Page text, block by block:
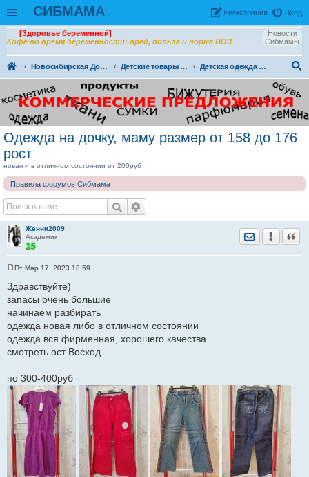
СИБМАМА Вход
Рeгиcтpaция
Новости
Сибмамы
[Здоровье беременной]
Кофе во время беременности: вред, польза и норма ВОЗ
Новосибирская Доска объявлений Детские товары (ДО) в Новосибирске
Детская одежда для подростков 152 см и выше
ск
Одежда на дочку, маму размер от 158 до 176
рост
новая и в отличном состоянии от 200руб
Правила форумов Сибмама
Женни2009
Академик
Отправить
о
б
е
н
и
е
Пт Мар 17, 2023 18:59
Здравствуйте)
запасы очень большие
начинаем разбирать
одежда новая либо в отличном состоянии
одежда вся фирменная, хорошего качества
смотреть ост Восход
по 300-400руб